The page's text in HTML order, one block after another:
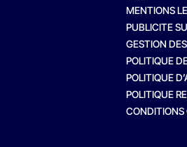
MENTIONS
PUBLICITE
GESTION
POLITIQUE
POLITIQUE
POLITIQUE
CONDITIONS